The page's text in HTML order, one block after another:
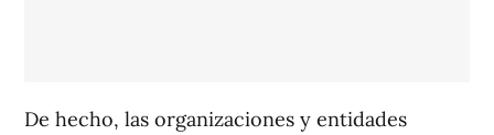
De hecho, las organizaciones y entidades